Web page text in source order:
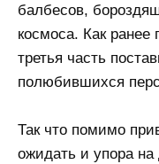
балбесов,
космоса. Как
третья часть
полюбившихся
Так что помимо
ожидать и упора на